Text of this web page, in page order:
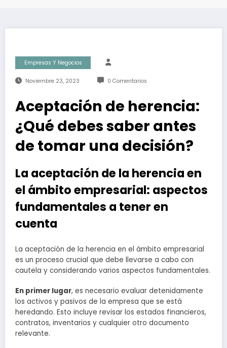
Empresas Y Negocios
Noviembre 23, 2023 0 Comentarios
Aceptación de herencia:
¿Qué debes saber antes
de tomar una decisión?
La aceptación de la herencia en
el ámbito empresarial: aspectos
fundamentales a tener en
cuenta
La aceptación de la herencia en el ámbito empresarial
es un proceso crucial que debe llevarse a cabo con
cautela y considerando varios aspectos fundamentales.
En primer lugar, es necesario evaluar detenidamente
los activos y pasivos de la empresa que se está
heredando. Esto incluye revisar los estados financieros,
contratos, inventarios y cualquier otro documento
relevante.